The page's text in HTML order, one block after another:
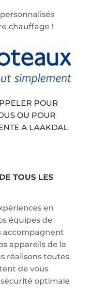
chauffage !
POUR
OU POUR
A LAAKDAL
TOUS LES
en
équipes de
accompagnent
appareils de la
réalisons toutes
de vous
optimale